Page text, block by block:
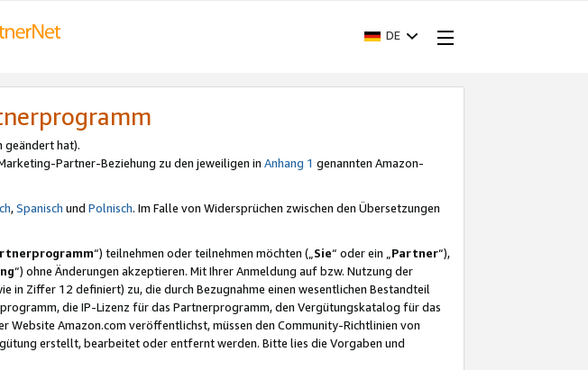
DE
geändert hat).
Partner-Beziehung zu den jeweiligen in Anhang 1 genannten Amazon-
,Spanisch und Polnisch. Im Falle von Widersprüchen zwischen den Übersetzungen
“) teilnehmen oder teilnehmen möchten („Sie“ oder ein „Partner“),
“) ohne Änderungen akzeptieren. Mit Ihrer Anmeldung auf bzw. Nutzung der
in Ziffer 12 definiert) zu, die durch Bezugnahme einen wesentlichen Bestandteil
die IP-Lizenz für das Partnerprogramm, den Vergütungskatalog für das
Amazon.com veröffentlichst, müssen den Community-Richtlinien von
erstellt, bearbeitet oder entfernt werden. Bitte lies die Vorgaben und